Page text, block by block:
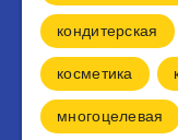
кондитерская
косметика
многоцелевая